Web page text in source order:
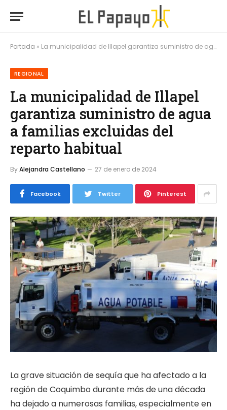
Portada » La municipalidad de Illapel garantiza suministro de agua a familias excluidas del reparto habitual
REGIONAL
La municipalidad de Illapel
garantiza suministro de agua
a familias excluidas del
reparto habitual
ByAlejandra Castellano 27 de enero de 2024
Facebook Twitter Pinterest
La grave situación de sequía que ha afectado a la
región de Coquimbo durante más de una década
ha dejado a numerosas familias, especialmente en